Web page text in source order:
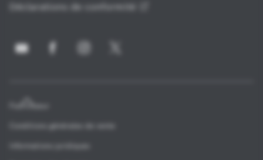
Déclarations de
conformité